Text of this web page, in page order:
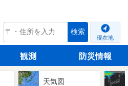
tenki.jp 検索
現在地
観測 防災情報
天気図